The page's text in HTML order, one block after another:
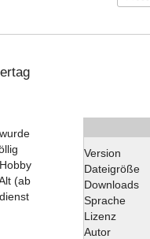
(ab
Version
Dateigröße
Downloads
Sprache
Lizenz
Autor